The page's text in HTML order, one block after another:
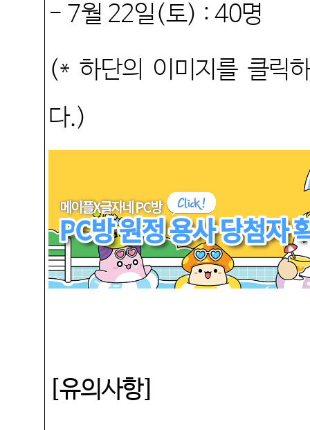
- 7월 22일(토) : 40명
(*하단의 이미지를 클릭
다.)
유의사항]